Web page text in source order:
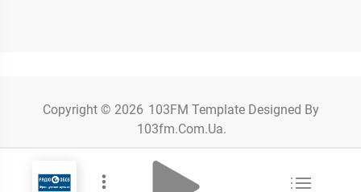
Copyright © 2026 103FM Template Designed By
103fm.com.ua.